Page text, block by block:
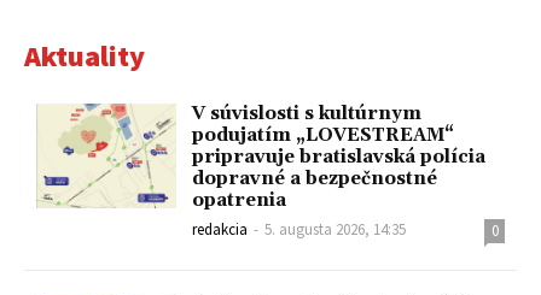
Aktuality
V súvislosti s kultúrnym
podujatím „LOVESTREAM“
pripravuje bratislavská polícia
dopravné a bezpečnostné
opatrenia
redakcia - 5. augusta 2026, 14:35 0